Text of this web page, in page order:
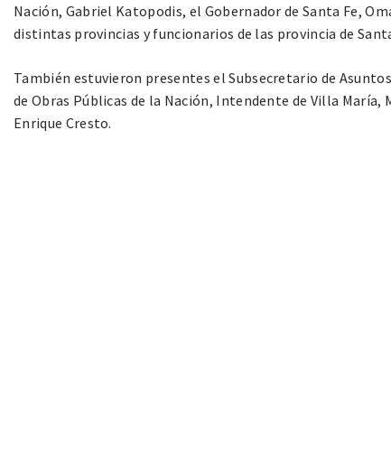
Nación, Gabriel Katopodis, el Gobernador de Santa Fe,
distintas provincias y funcionarios de las provincia de
También estuvieron presentes el Subsecretario de
de Obras Públicas de la Nación, Intendente de Villa
Enrique Cresto.